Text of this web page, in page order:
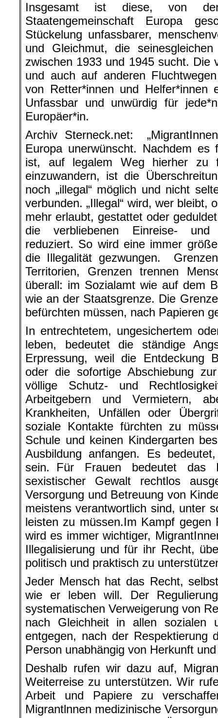
Insgesamt ist diese, von
Staatengemeinschaft Europa
Stückelung unfassbarer,
und Gleichmut, die
zwischen 1933 und 1945 sucht. Die
und auch auf anderen
von Retter*innen und Helfer*innen
Unfassbar und unwürdig für
Europäer*in.
Archiv Sterneck.net:
Europa unerwünscht. Nachdem es
ist, auf legalem Weg hierher zu
einzuwandern, ist die
noch „illegal“ möglich und nicht
verbunden. „Illegal“ wird, wer bleibt,
mehr erlaubt, gestattet oder
die verbliebenen Einreise- und
reduziert. So wird eine immer
die Illegalität gezwungen.
Territorien, Grenzen trennen
überall: im Sozialamt wie auf dem
wie an der Staatsgrenze. Die
befürchten müssen, nach Papieren
In entrechtetem, ungesichertem
leben, bedeutet die ständige
Erpressung, weil die Entdeckung
oder die sofortige Abschiebung
völlige Schutz- und
Arbeitgebern und Vermietern,
Krankheiten, Unfällen oder
soziale Kontakte fürchten zu
Schule und keinen Kindergarten
Ausbildung anfangen. Es
sein. Für Frauen bedeutet das
sexistischer Gewalt rechtlos
Versorgung und Betreuung von
meistens verantwortlich sind, unter
leisten zu müssen.Im Kampf gegen
wird es immer wichtiger,
Illegalisierung und für ihr Recht,
politisch und praktisch zu
Jeder Mensch hat das Recht,
wie er leben will. Der
systematischen Verweigerung von
nach Gleichheit in allen sozialen
entgegen, nach der Respektierung
Person unabhängig von Herkunft
Deshalb rufen wir dazu auf,
Weiterreise zu unterstützen. Wir
Arbeit und Papiere zu
Migrantlnnen medizinische